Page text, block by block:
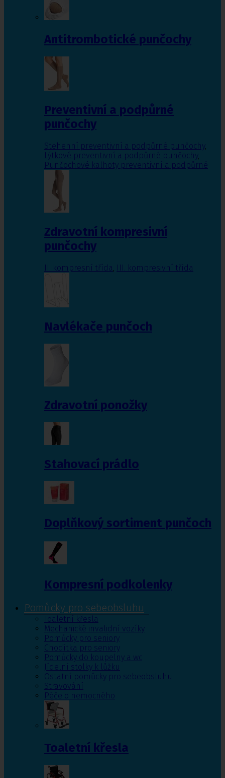
Antitrombotické punčochy
Preventivní a podpůrné
punčochy
Stehenní preventivní a podpůrné punčochy,
Lýtkové preventivní a podpůrné punčochy,
Punčochové kalhoty preventivní a podpůrné
Zdravotní kompresivní
punčochy
II. kompresní třída III. kompresivní třída
Navlékače punčoch
Zdravotní ponožky
Stahovací prádlo
Doplňkový sortiment punčoch
Kompresní podkolenky
Pomůcky pro sebeobsluhu
Toaletní křesla
Mechanické invalidní vozíky
Pomůcky pro seniory
Chodítka pro seniory
Pomůcky do koupelny a wc
Jídelní stolky k lůžku
Ostatní pomůcky pro sebeobsluhu
Stravování
Péče o nemocného
Toaletní křesla